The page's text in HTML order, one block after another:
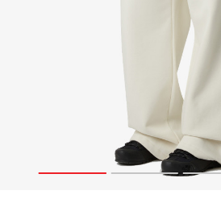
1 2 3